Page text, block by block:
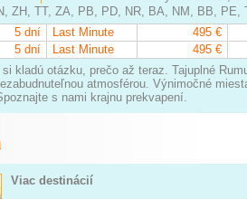
ZH, TT, ZA, PB, PD, NR, BA, NM, BB, PE,
5 dní Last Minute 495 €
5 dní Last Minute 495 €
kladú otázku, prečo až teraz. Tajuplné
atmosférou. Výnimočné
s nami krajnu prekvapení.
Viac destinácií